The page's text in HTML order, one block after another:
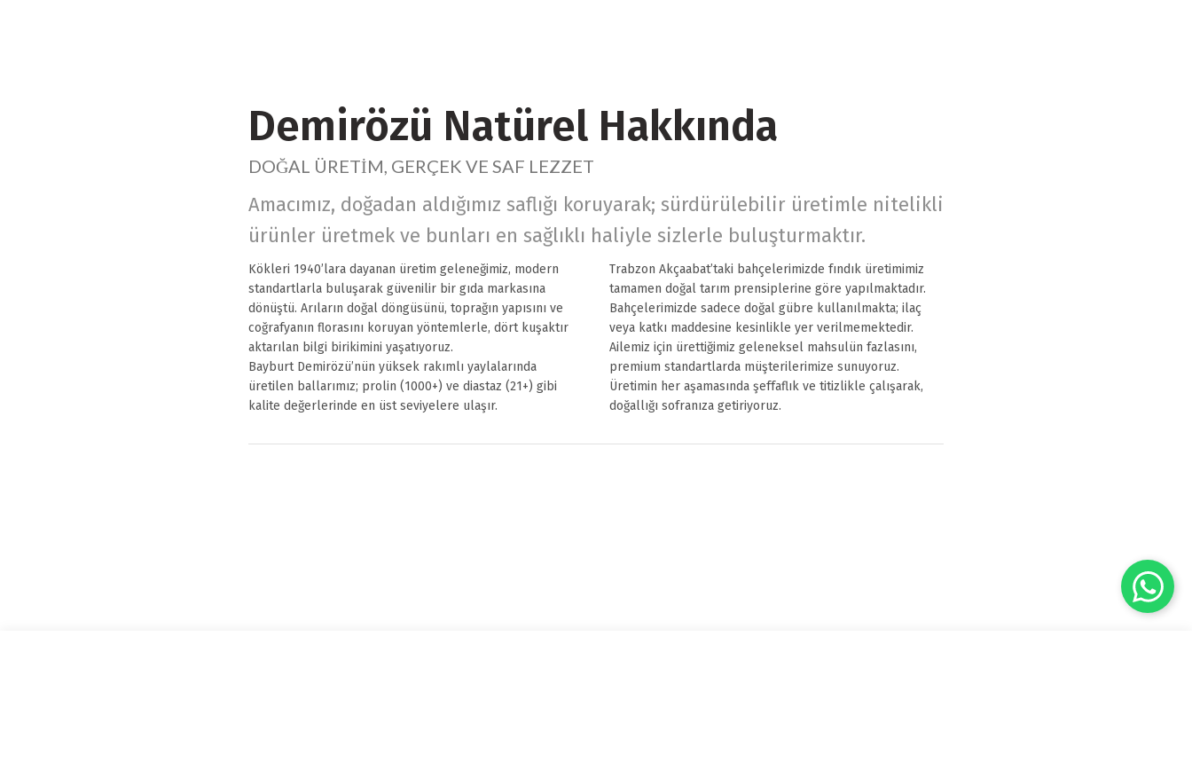
Demirözü Natürel Hakkında
DOĞAL ÜRETİM, GERÇEK VE SAF LEZZET
Amacımız, doğadan aldığımız saflığı koruyarak; sürdürülebilir üretimle nitelikli
ürünler üretmek ve bunları en sağlıklı haliyle sizlerle buluşturmaktır.
Kökleri 1940’lara dayanan üretim geleneğimiz, modern
standartlarla buluşarak güvenilir bir gıda markasına
dönüştü. Arıların doğal döngüsünü, toprağın yapısını ve
coğrafyanın florasını koruyan yöntemlerle, dört kuşaktır
aktarılan bilgi birikimini yaşatıyoruz.
Bayburt Demirözü’nün yüksek rakımlı yaylalarında
üretilen ballarımız; prolin (1000+) ve diastaz (21+) gibi
kalite değerlerinde en üst seviyelere ulaşır.
Trabzon Akçaabat’taki bahçelerimizde fındık üretimimiz
tamamen doğal tarım prensiplerine göre yapılmaktadır.
Bahçelerimizde sadece doğal gübre kullanılmakta; ilaç
veya katkı maddesine kesinlikle yer verilmemektedir.
Ailemiz için ürettiğimiz geleneksel mahsulün fazlasını,
premium standartlarda müşterilerimize sunuyoruz.
Üretimin her aşamasında şeffaflık ve titizlikle çalışarak,
doğallığı sofranıza getiriyoruz.